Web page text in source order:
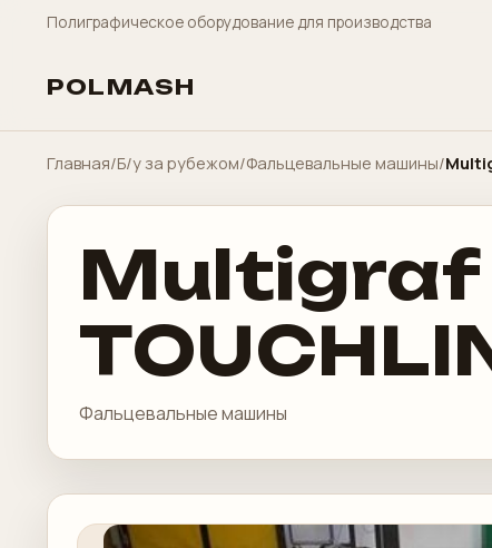
Полиграфическое оборудование для производства
POLMASH
Главная/Б/у за рубежом/Фальцевальные машины/
Multigraf
Фальцевальные машины